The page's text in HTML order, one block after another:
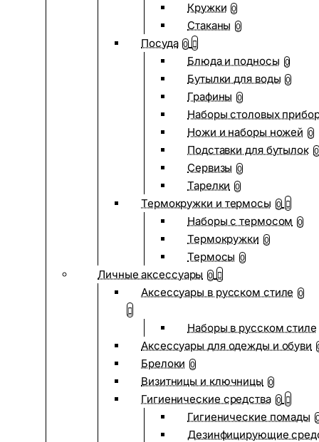
Кружки 0
Стаканы 0
Посуда 0
Блюда и подносы 0
Бутылки для воды 0
Графины 0
Наборы столовых
Ножи и наборы ножей 0
Подставки для бутылок 0
Сервизы 0
Тарелки 0
Термокружки и термосы 0
Наборы с термосом 0
Термокружки 0
Термосы 0
Личные аксессуары 0
Аксессуары в русском стиле 0
Наборы в русском стиле
Аксессуары для одежды и обуви
Брелоки 0
Визитницы и ключницы 0
Гигиенические средства 0
Гигиенические помады
Дезинфицирующие